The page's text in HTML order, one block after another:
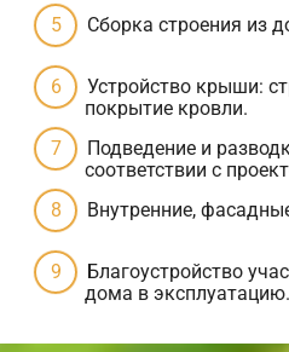
Сборка строения из
Устройство крыши:
покрытие кровли.
Подведение и
соответствии с
Внутренние,
Благоустройство
дома в эксплуатацию.